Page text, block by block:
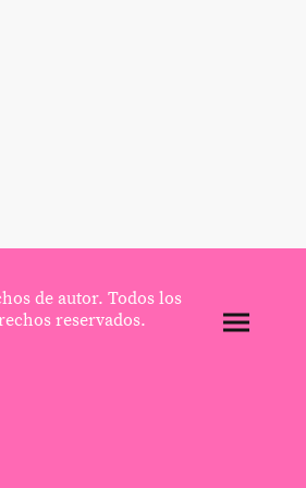
de autor. Todos los
reservados.